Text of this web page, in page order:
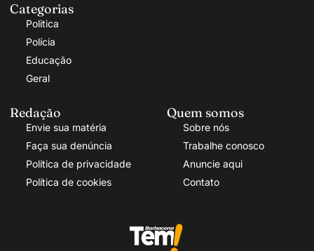
Categorias
Politica
Polícia
Educação
Geral
Redação
Envie sua matéria
Faça sua denúncia
Política de privacidade
Política de cookies
Quem somos
Sobre nós
Trabalhe conosco
Anuncie aqui
Contato